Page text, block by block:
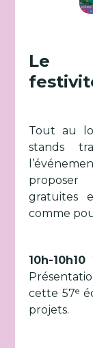
Le
Tout au
stands
proposer
gratuites
comme
10h-
cette 57ᵉ
projets.